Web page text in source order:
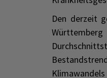
Den derzeit